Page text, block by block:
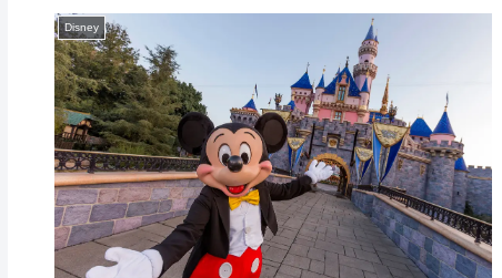
Disney